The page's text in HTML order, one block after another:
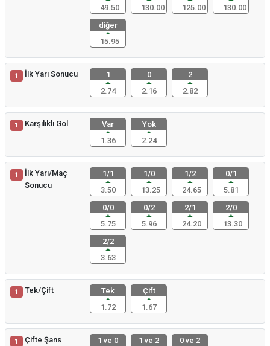
49.50
130.00
125.00
130.00
diğer
15.95
1 İlk Yarı Sonucu
1
2.74
0
2.16
2
2.82
1 Karşılıklı Gol
Var
1.36
Yok
2.24
1
İlk Yarı/Maç
Sonucu
1/1
3.50
1/0
13.25
1/2
24.65
0/1
5.81
0/0
5.75
0/2
5.96
2/1
24.20
2/0
13.30
2/2
3.63
1 Tek/Çift
Tek
1.72
Çift
1.67
1 Çifte Şans
1 ve 0
1 ve 2
0 ve 2